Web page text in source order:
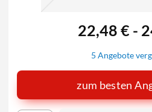
22,48 € -
5 Angebote
zum besten